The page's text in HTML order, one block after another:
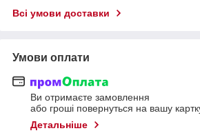
Всі умови доставки
Умови оплати
Ви отримаєте замовлення
або гроші повернуться на вашу
Детальніше